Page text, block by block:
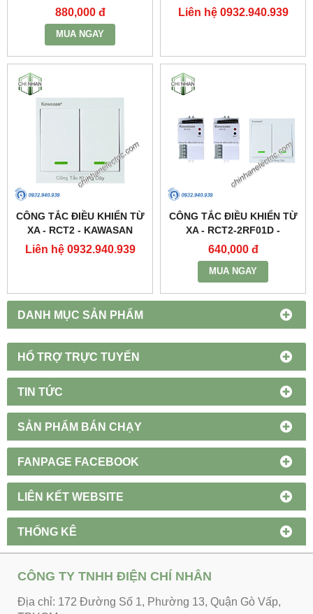
DANH MỤC SẢN PHẨM
HỔ TRỢ TRỰC TUYẾN
TIN TỨC
SẢN PHẨM BÁN CHẠY
FANPAGE FACEBOOK
LIÊN KẾT WEBSITE
THỐNG KÊ
KAWASAN
880,000 đ
MUA NGAY
Liên hệ 0932.940.939
CÔNG TẮC ĐIỀU KHIỂN TỪ
XA - RCT2 - KAWASAN
Liên hệ 0932.940.939
CÔNG TẮC ĐIỀU KHIỂN TỪ
XA - RCT2-2RF01D -
KAWASAN
640,000 đ
MUA NGAY
CÔNG TY TNHH ĐIỆN CHÍ NHÂN
Địa chỉ: 172 Đường Số 1, Phường 13, Quận Gò Vấp,